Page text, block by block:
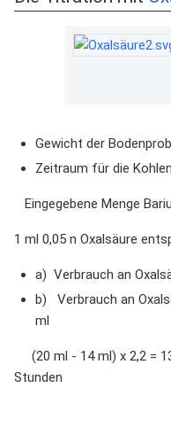
Gewicht der
Zeitraum für die
Eingegebene Menge
1 ml 0,05 n Oxalsäure
a) Verbrauch an
b) Verbrauch an
ml
(20 ml - 14 ml) x 2,2 =
Stunden